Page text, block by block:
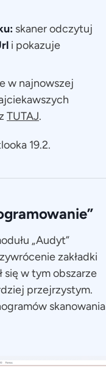
skaner odczytuj
i pokazuje
w najnowszej
TUTAJ.
19.2.
„Audyt”
zakładki
się w tym obszarze
przejrzystym.
skanowania